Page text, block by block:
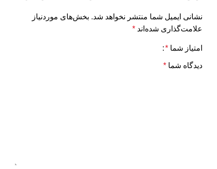
نشانی ایمیل شما منتشر نخواهد شد. بخش‌های موردنیاز
علامت‌گذاری شده‌اند *
امتیاز شما *
دیدگاه شما *